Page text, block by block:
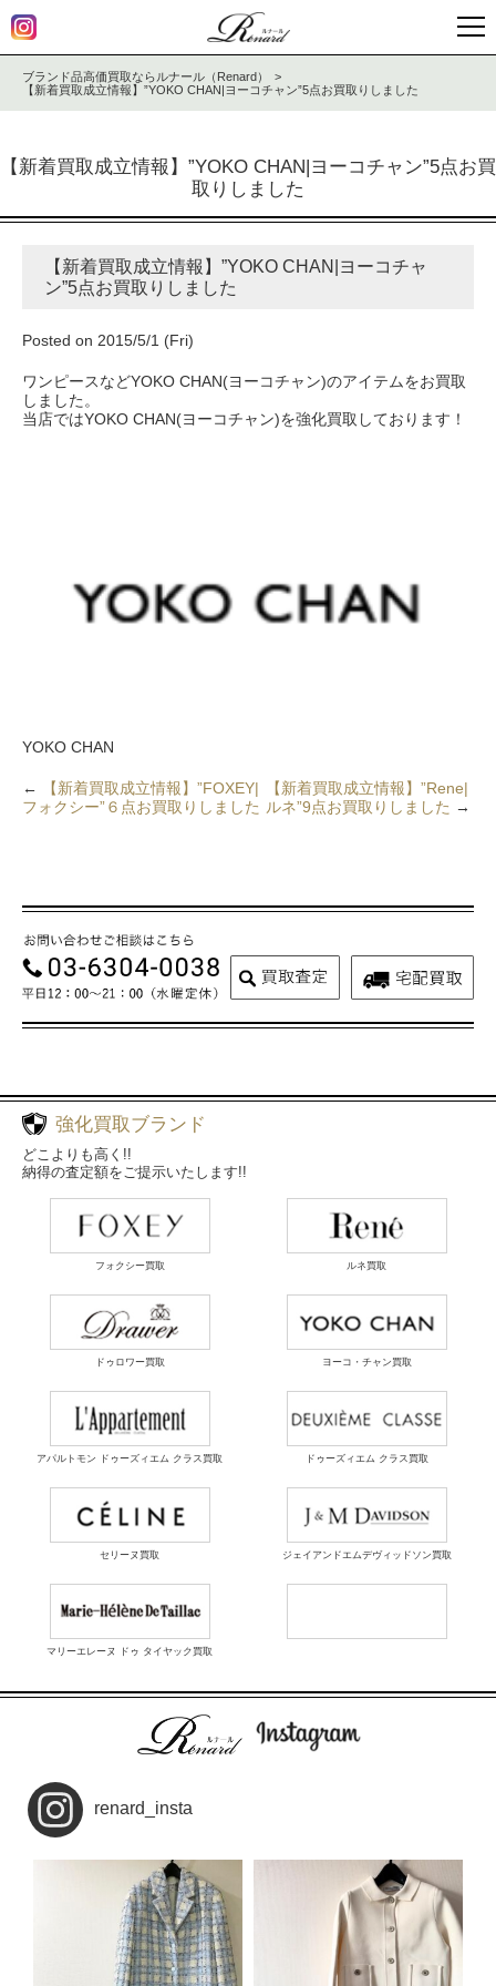
ブランド品高価買取ならルナール（Renard）
【新着買取成立情報】”YOKO CHAN|ヨーコチャン”5点お買取りしました
【新着買取成立情報】”YOKO CHAN|ヨーコチャン”5点お買
取りしました
【新着買取成立情報】”YOKO CHAN|ヨーコチャ
ン”5点お買取りしました
Posted on 2015/5/1 (Fri)
ワンピースなどYOKO CHAN(ヨーコチャン)のアイテムをお買取
しました。
当店ではYOKO CHAN(ヨーコチャン)を強化買取しております！
YOKO CHAN
←
【新着買取成立情報】”FOXEY|
フォクシー”６点お買取りしました
【新着買取成立情報】”Rene|
ルネ”9点お買取りしました →
強化買取ブランド
どこよりも高く!!
納得の査定額をご提示いたします!!
フォクシー買取 ルネ買取
ドゥロワー買取 ヨーコ・チャン買取
アパルトモン ドゥーズィエム クラス買取 ドゥーズィエム クラス買取
セリーヌ買取 ジェイアンドエムデヴィッドソン買取
マリーエレーヌ ドゥ タイヤック買取
renard_insta